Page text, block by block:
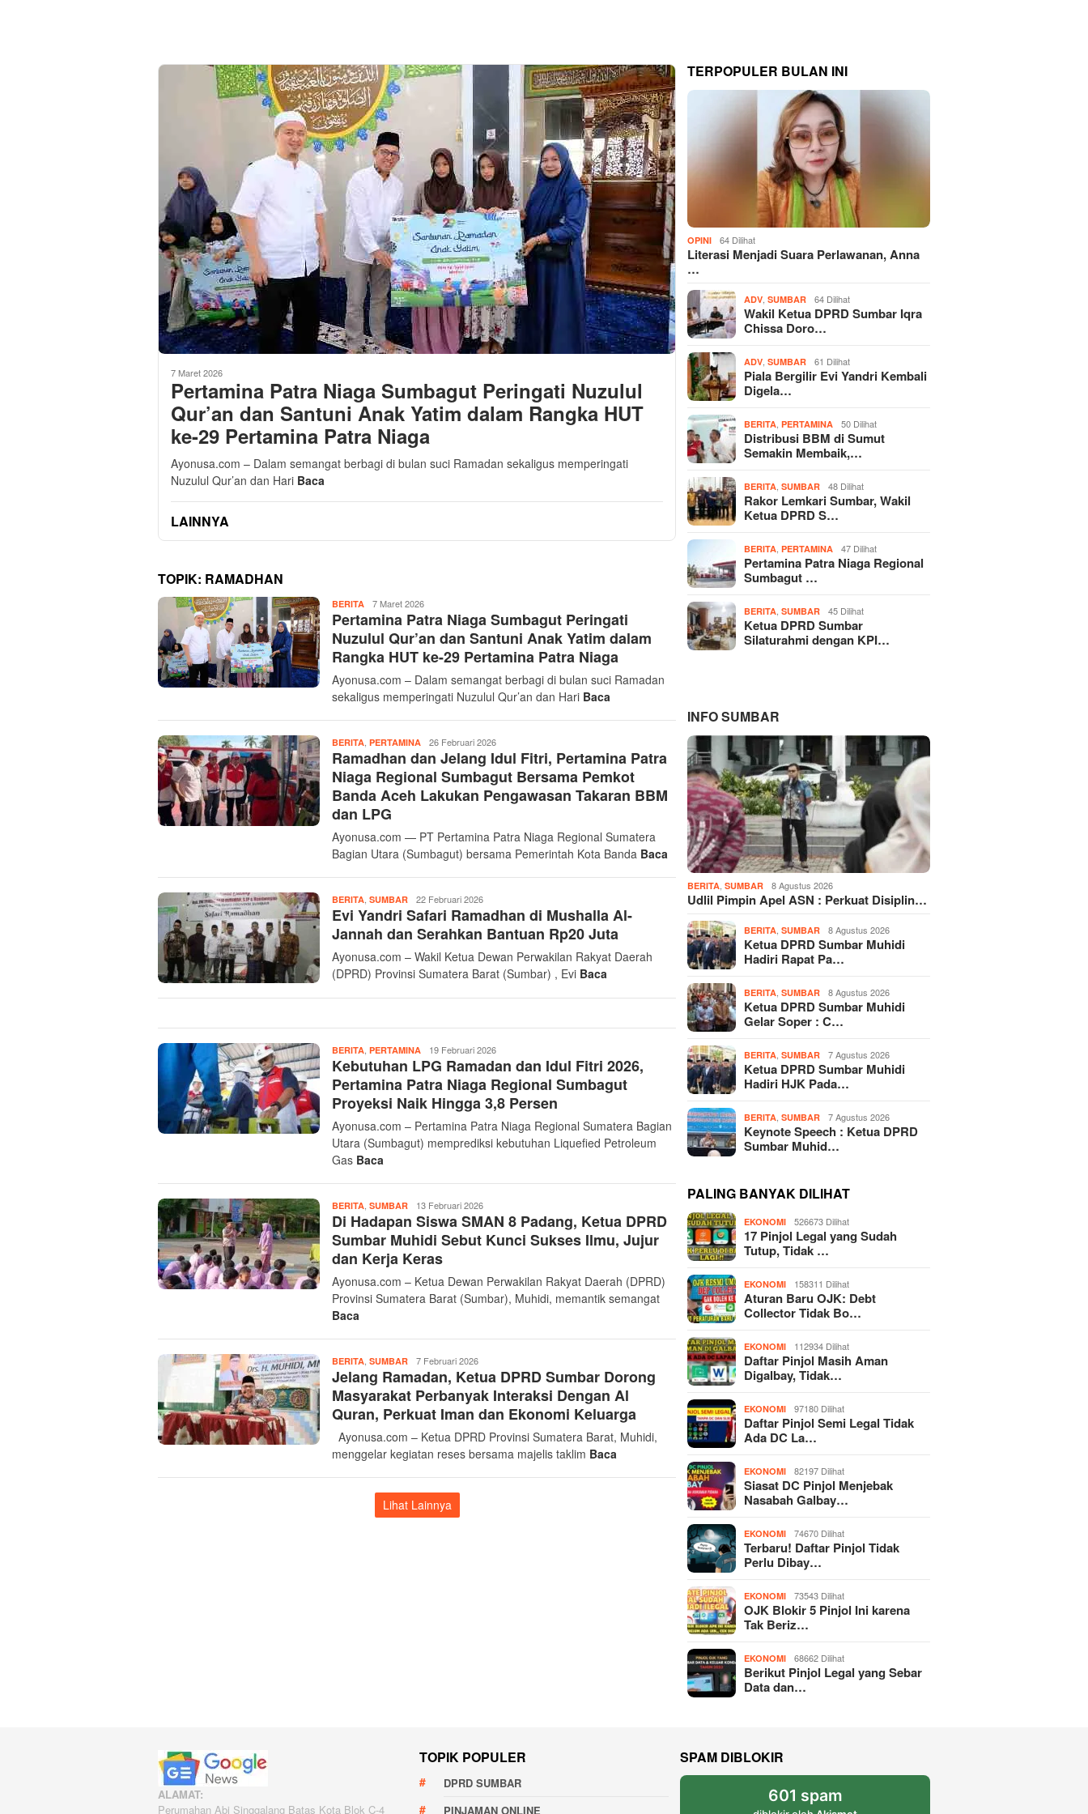
7 Maret 2026
Pertamina Patra Niaga Sumbagut Peringati Nuzulul
Qur’an dan Santuni Anak Yatim dalam Rangka HUT
ke-29 Pertamina Patra Niaga
Ayonusa.com – Dalam semangat berbagi di bulan suci Ramadan sekaligus memperingati
Nuzulul Qur’an dan Hari Baca
LAINNYA
TOPIK: RAMADHAN
BERITA Musthofa
Ritonga
7 Maret 2026
Pertamina Patra Niaga Sumbagut Peringati
Nuzulul Qur’an dan Santuni Anak Yatim dalam
Rangka HUT ke-29 Pertamina Patra Niaga
Ayonusa.com – Dalam semangat berbagi di bulan suci Ramadan
sekaligus memperingati Nuzulul Qur’an dan Hari Baca
BERITA PERTAMINA Musthofa
Ritonga
26 Februari 2026
Ramadhan dan Jelang Idul Fitri, Pertamina Patra
Niaga Regional Sumbagut Bersama Pemkot
Banda Aceh Lakukan Pengawasan Takaran BBM
dan LPG
Ayonusa.com — PT Pertamina Patra Niaga Regional Sumatera
Bagian Utara (Sumbagut) bersama Pemerintah Kota Banda Baca
BERITA SUMBAR Musthofa
Ritonga
22 Februari 2026
Evi Yandri Safari Ramadhan di Mushalla Al-
Jannah dan Serahkan Bantuan Rp20 Juta
Ayonusa.com – Wakil Ketua Dewan Perwakilan Rakyat Daerah
(DPRD) Provinsi Sumatera Barat (Sumbar) , Evi Baca
BERITA PERTAMINA Musthofa
Ritonga
19 Februari 2026
Kebutuhan LPG Ramadan dan Idul Fitri 2026,
Pertamina Patra Niaga Regional Sumbagut
Proyeksi Naik Hingga 3,8 Persen
Ayonusa.com – Pertamina Patra Niaga Regional Sumatera Bagian
Utara (Sumbagut) memprediksi kebutuhan Liquefied Petroleum
Gas Baca
BERITA SUMBAR Musthofa
Ritonga
13 Februari 2026
Di Hadapan Siswa SMAN 8 Padang, Ketua DPRD
Sumbar Muhidi Sebut Kunci Sukses Ilmu, Jujur
dan Kerja Keras
Ayonusa.com – Ketua Dewan Perwakilan Rakyat Daerah (DPRD)
Provinsi Sumatera Barat (Sumbar), Muhidi, memantik semangat
Baca
BERITA SUMBAR Musthofa
Ritonga
7 Februari 2026
Jelang Ramadan, Ketua DPRD Sumbar Dorong
Masyarakat Perbanyak Interaksi Dengan Al
Quran, Perkuat Iman dan Ekonomi Keluarga
Ayonusa.com – Ketua DPRD Provinsi Sumatera Barat, Muhidi,
menggelar kegiatan reses bersama majelis taklim Baca
Lihat Lainnya
TERPOPULER BULAN INI
OPINI 64 Dilihat
Literasi Menjadi Suara Perlawanan, Anna
…
ADV ,SUMBAR 64 Dilihat
Wakil Ketua DPRD Sumbar Iqra
Chissa Doro…
ADV ,SUMBAR 61 Dilihat
Piala Bergilir Evi Yandri Kembali
Digela…
BERITA ,PERTAMINA 50 Dilihat
Distribusi BBM di Sumut
Semakin Membaik,…
BERITA ,SUMBAR 48 Dilihat
Rakor Lemkari Sumbar, Wakil
Ketua DPRD S…
BERITA ,PERTAMINA 47 Dilihat
Pertamina Patra Niaga Regional
Sumbagut …
BERITA ,SUMBAR 45 Dilihat
Ketua DPRD Sumbar
Silaturahmi dengan KPI…
INFO SUMBAR
BERITA ,SUMBAR 8 Agustus 2026
Udlil Pimpin Apel ASN : Perkuat Disiplin…
BERITA ,SUMBAR 8 Agustus 2026
Ketua DPRD Sumbar Muhidi
Hadiri Rapat Pa…
BERITA ,SUMBAR 8 Agustus 2026
Ketua DPRD Sumbar Muhidi
Gelar Soper : C…
BERITA ,SUMBAR 7 Agustus 2026
Ketua DPRD Sumbar Muhidi
Hadiri HJK Pada…
BERITA ,SUMBAR 7 Agustus 2026
Keynote Speech : Ketua DPRD
Sumbar Muhid…
PALING BANYAK DILIHAT
EKONOMI 526673 Dilihat
17 Pinjol Legal yang Sudah
Tutup, Tidak …
EKONOMI 158311 Dilihat
Aturan Baru OJK: Debt
Collector Tidak Bo…
EKONOMI 112934 Dilihat
Daftar Pinjol Masih Aman
Digalbay, Tidak…
EKONOMI 97180 Dilihat
Daftar Pinjol Semi Legal Tidak
Ada DC La…
EKONOMI 82197 Dilihat
Siasat DC Pinjol Menjebak
Nasabah Galbay…
EKONOMI 74670 Dilihat
Terbaru! Daftar Pinjol Tidak
Perlu Dibay…
EKONOMI 73543 Dilihat
OJK Blokir 5 Pinjol Ini karena
Tak Beriz…
EKONOMI 68662 Dilihat
Berikut Pinjol Legal yang Sebar
Data dan…
ALAMAT:
Perumahan Abi Singgalang Batas Kota Blok C-4
TOPIK POPULER
DPRD SUMBAR
PINJAMAN ONLINE
SPAM DIBLOKIR
601 spam